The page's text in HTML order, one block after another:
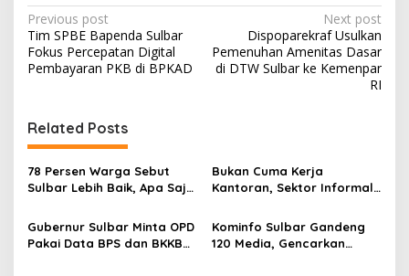
P
o
s
n
a
v
g
a
Previous post
Tim SPBE Bapenda Sulbar
Fokus Percepatan Digital
Pembayaran PKB di BPKAD
Next post
Dispoparekraf Usulkan
Pemenuhan Amenitas Dasar
di DTW Sulbar ke Kemenpar
RI
Related Posts
78 Persen Warga Sebut
Sulbar Lebih Baik, Apa Saja
Suhardi Duka?
Bukan Cuma Kerja
Kantoran, Sektor Informal
Kerja Sulawesi Barat
Gubernur Sulbar Minta OPD
Pakai Data BPS dan BKKBN
Kominfo Sulbar Gandeng
120 Media, Gencarkan